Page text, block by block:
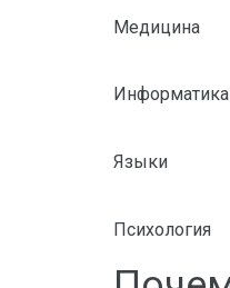
Медицина
Информатика
Языки
Психология